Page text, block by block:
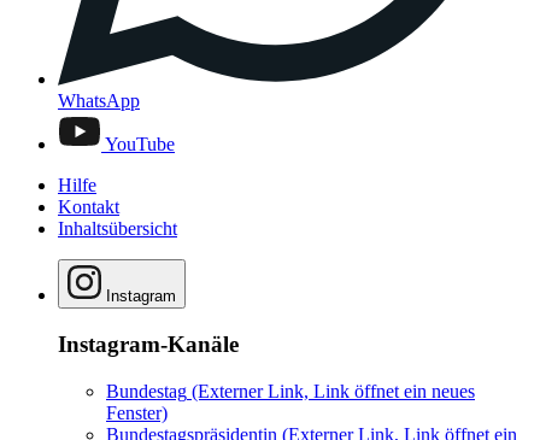
WhatsApp
YouTube
Hilfe
Kontakt
Inhaltsübersicht
Instagram
Instagram-Kanäle
Bundestag (Externer Link, Link öffnet ein neues
Fenster)
Bundestagspräsidentin (Externer Link, Link öffnet ein